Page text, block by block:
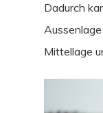
Dadurch
Mittellage